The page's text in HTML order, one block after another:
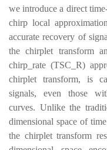
we introduce a direct
chirp local
accurate recovery of
the chirplet transform
chirp_rate (TSC_R)
chirplet transform, is
signals, even those
curves. Unlike the
dimensional space of
the chirplet transform